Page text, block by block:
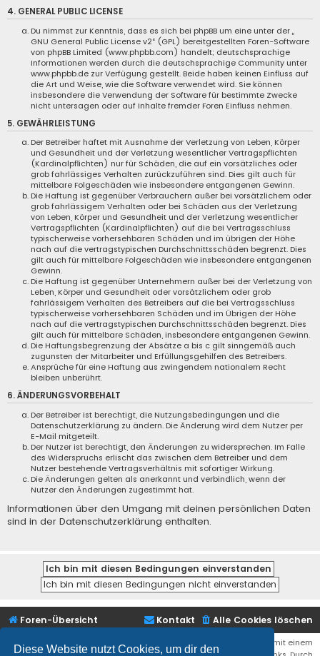
Diese Website nutzt Cookies, um dir den
4. GENERAL PUBLIC LICENSE
Du nimmst zur Kenntnis, dass es sich bei phpBB um eine unter der „
GNU General Public License v2“ (GPL) bereitgestellten Foren-Software
von phpBB Limited (www.phpbb.com) handelt; deutschsprachige
Informationen werden durch die deutschsprachige Community unter
www.phpbb.de zur Verfügung gestellt. Beide haben keinen Einfluss auf
die Art und Weise, wie die Software verwendet wird. Sie können
insbesondere die Verwendung der Software für bestimmte Zwecke
nicht untersagen oder auf Inhalte fremder Foren Einfluss nehmen.
5. GEWÄHRLEISTUNG
Der Betreiber haftet mit Ausnahme der Verletzung von Leben, Körper
und Gesundheit und der Verletzung wesentlicher Vertragspflichten
(Kardinalpflichten) nur für Schäden, die auf ein vorsätzliches oder
grob fahrlässiges Verhalten zurückzuführen sind. Dies gilt auch für
mittelbare Folgeschäden wie insbesondere entgangenen Gewinn.
Die Haftung ist gegenüber Verbrauchern außer bei vorsätzlichem oder
grob fahrlässigem Verhalten oder bei Schäden aus der Verletzung
von Leben, Körper und Gesundheit und der Verletzung wesentlicher
Vertragspflichten (Kardinalpflichten) auf die bei Vertragsschluss
typischerweise vorhersehbaren Schäden und im übrigen der Höhe
nach auf die vertragstypischen Durchschnittsschäden begrenzt. Dies
gilt auch für mittelbare Folgeschäden wie insbesondere entgangenen
Gewinn.
Die Haftung ist gegenüber Unternehmern außer bei der Verletzung von
Leben, Körper und Gesundheit oder vorsätzlichem oder grob
fahrlässigem Verhalten des Betreibers auf die bei Vertragsschluss
typischerweise vorhersehbaren Schäden und im Übrigen der Höhe
nach auf die vertragstypischen Durchschnittsschäden begrenzt. Dies
gilt auch für mittelbare Schäden, insbesondere entgangenen Gewinn.
Die Haftungsbegrenzung der Absätze a bis c gilt sinngemäß auch
zugunsten der Mitarbeiter und Erfüllungsgehilfen des Betreibers.
Ansprüche für eine Haftung aus zwingendem nationalem Recht
bleiben unberührt.
6. ÄNDERUNGSVORBEHALT
Der Betreiber ist berechtigt, die Nutzungsbedingungen und die
Datenschutzerklärung zu ändern. Die Änderung wird dem Nutzer per
E-Mail mitgeteilt.
Der Nutzer ist berechtigt, den Änderungen zu widersprechen. Im Falle
des Widerspruchs erlischt das zwischen dem Betreiber und dem
Nutzer bestehende Vertragsverhältnis mit sofortiger Wirkung.
Die Änderungen gelten als anerkannt und verbindlich, wenn der
Nutzer den Änderungen zugestimmt hat.
Informationen über den Umgang mit deinen persönlichen Daten
sind in der Datenschutzerklärung enthalten.
Foren-Übersicht Alle Cookies löschen
Kontakt
Bei den Links zu Shops (Amazon, Ebay, Aliexpress, ...) und Links, die mit einem